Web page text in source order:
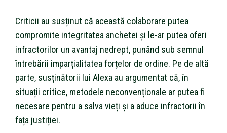
Criticii au susținut că această colaborare putea
compromite integritatea anchetei și le-ar putea oferi
infractorilor un avantaj nedrept, punând sub semnul
întrebării imparțialitatea forțelor de ordine. Pe de altă
parte, susținătorii lui Alexa au argumentat că, în
situații critice, metodele neconvenționale ar putea fi
necesare pentru a salva vieți și a aduce infractorii în
fața justiției.